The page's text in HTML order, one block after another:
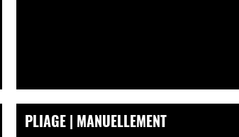
PLIAGE | MANUELLEMENT